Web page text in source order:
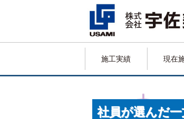
施工実績 現在
社員が選んだ一